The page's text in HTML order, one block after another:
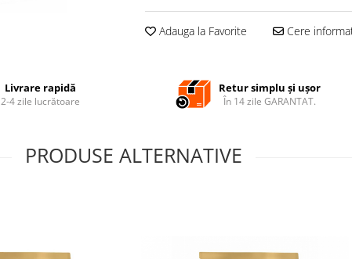
Adauga la Favorite Cere
Livrare rapidă
2-4 zile lucrătoare
Retur simplu și ușor
În 14 zile GARANTAT.
PRODUSE ALTERNATIVE